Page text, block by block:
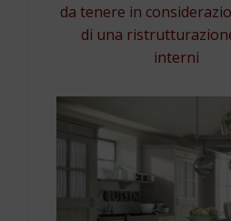
da tenere in
di una
interni